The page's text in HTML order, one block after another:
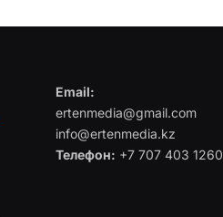
Email:
ertenmedia@gmail.com
info@ertenmedia.kz
Телефон: +7 707 403 1260